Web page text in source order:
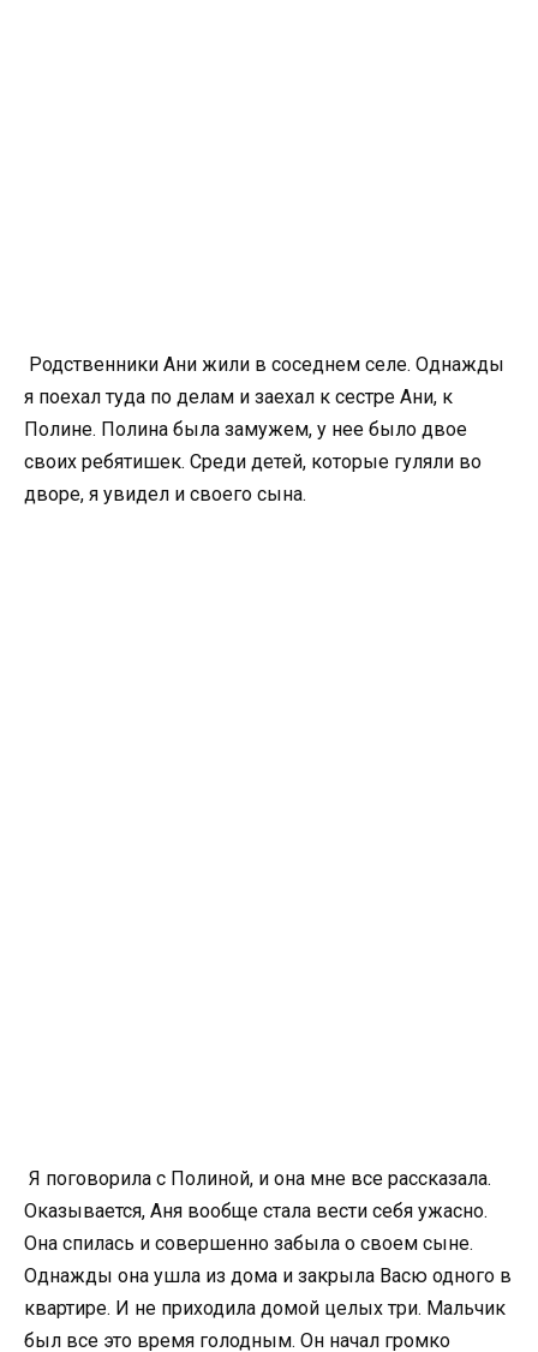
Родственники Ани жили в соседнем селе. Однажды
я поехал туда по делам и заехал к сестре Ани, к
Полине. Полина была замужем, у нее было двое
своих ребятишек. Среди детей, которые гуляли во
дворе, я увидел и своего сына.
Я поговорила с Полиной, и она мне все рассказала.
Оказывается, Аня вообще стала вести себя ужасно.
Она спилась и совершенно забыла о своем сыне.
Однажды она ушла из дома и закрыла Васю одного в
квартире. И не приходила домой целых три. Мальчик
был все это время голодным. Он начал громко